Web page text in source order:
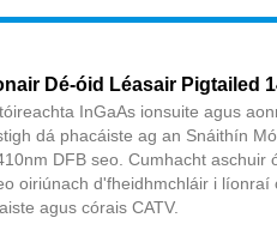
Dé-óid Léasair Pigtailed
InGaAs ionsuite agus
dá phacáiste ag an Snáithín
DFB seo. Cumhacht aschuir
oiriúnach d'fheidhmchláir i líonraí
agus córais CATV.